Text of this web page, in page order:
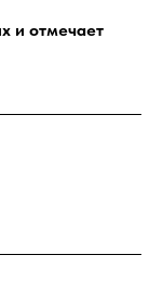
и отмечает